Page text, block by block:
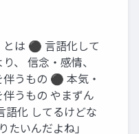
とは ⚫ 言語化して
、 信念・感情、
うもの ⚫ 本気・
うもの やまずん
語化 してるけどな
いんだよね」